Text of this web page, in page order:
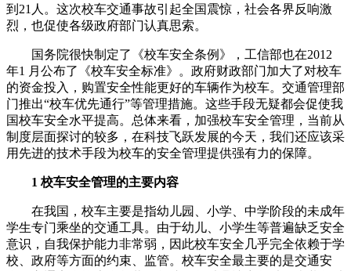
到21人。这次校车交通事故引起全国震惊，社会各界反响激
烈，也促使各级政府部门认真思索。
国务院很快制定了《校车安全条例》，工信部也在2012
年1 月公布了《校车安全标准》。政府财政部门加大了对校车
的资金投入，购置安全性能更好的车辆作为校车。交通管理部
门推出“校车优先通行”等管理措施。这些手段无疑都会促使我
国校车安全水平提高。总体来看，加强校车安全管理，当前从
制度层面探讨的较多，在科技飞跃发展的今天，我们还应该采
用先进的技术手段为校车的安全管理提供强有力的保障。
1 校车安全管理的主要内容
在我国，校车主要是指幼儿园、小学、中学阶段的未成年
学生专门乘坐的交通工具。由于幼儿、小学生等普遍缺乏安全
意识，自我保护能力非常弱，因此校车安全几乎完全依赖于学
校、政府等方面的约束、监管。校车安全最主要的是交通安